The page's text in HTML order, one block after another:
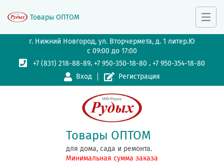
г. Нижний Новгород, ул. Вторчермета, д. 1 литер.Ю
с 09:00 до 17:00
+7 (831) 218-88-89,+7 950-350-18-80 ,+7 950-354-18-80
Вход
Регистрация
Товары ОПТОМ
для дома, сада и ремонта.
Минимальная сумма заказа
Товары ОПТОМ